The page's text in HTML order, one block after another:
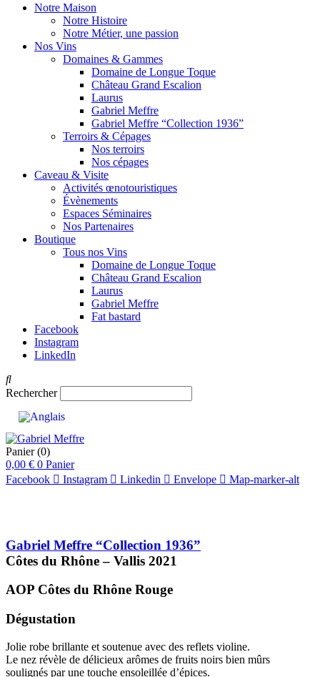
Notre Maison
Notre Histoire
Notre Métier, une passion
Nos Vins
Domaines & Gammes
Domaine de Longue Toque
Château Grand Escalion
Laurus
Gabriel Meffre
Gabriel Meffre “Collection 1936”
Terroirs & Cépages
Nos terroirs
Nos cépages
Caveau & Visite
Activités œnotouristiques
Évènements
Espaces Séminaires
Nos Partenaires
Boutique
Tous nos Vins
Domaine de Longue Toque
Château Grand Escalion
Laurus
Gabriel Meffre
Fat bastard
Facebook
Instagram
LinkedIn
Rechercher
Panier (0)
0,00 € 0 Panier
Facebook
Instagram Linkedin Envelope Map-marker-alt
Gabriel Meffre “Collection 1936”
Côtes du Rhône – Vallis 2021
AOP Côtes du Rhône Rouge
Dégustation
Jolie robe brillante et soutenue avec des reflets violine.
Le nez révèle de délicieux arômes de fruits noirs bien mûrs
soulignés par une touche ensoleillée d’épices.